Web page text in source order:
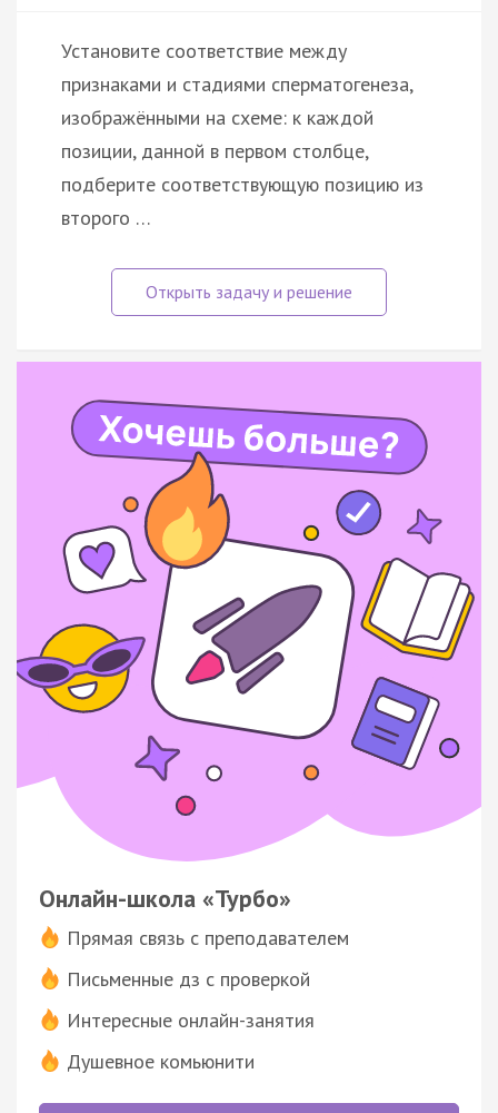
Установите соответствие между
признаками и стадиями сперматогенеза,
изображёнными на схеме: к каждой
позиции, данной в первом столбце,
подберите соответствующую позицию из
второго …
Онлайн-школа «Турбо»
Прямая связь с преподавателем
Письменные дз с проверкой
Интересные онлайн-занятия
Душевное комьюнити